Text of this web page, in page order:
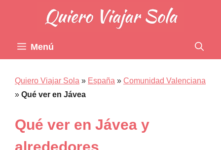
contenido
Menú
Quiero Viajar Sola » España » Comunidad Valenciana
» Qué ver en Jávea
Qué ver en Jávea y